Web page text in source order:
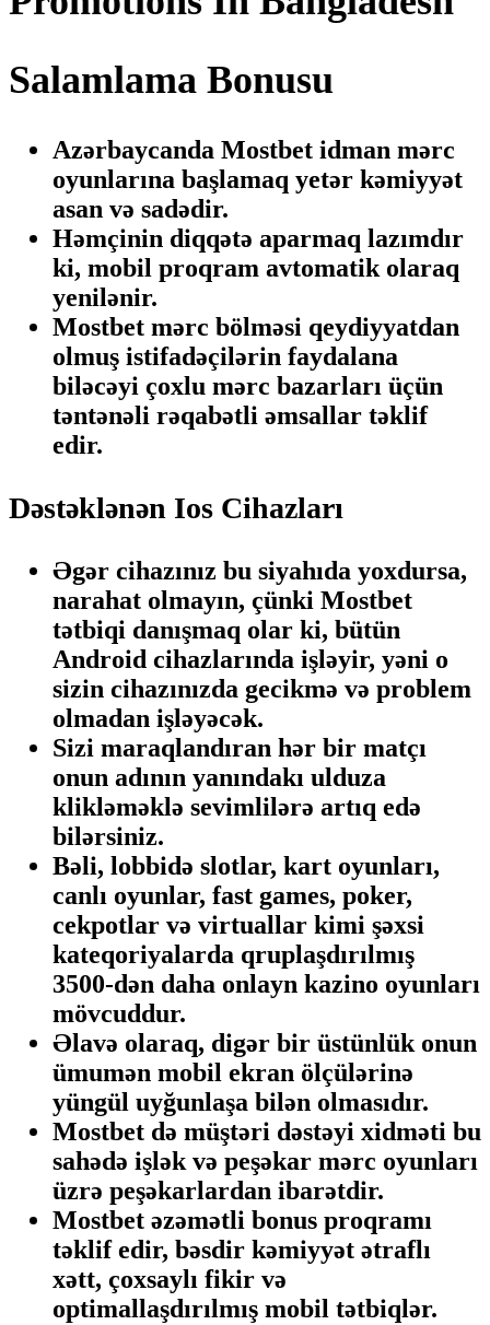
Salamlama Bonusu
Azərbaycanda Mostbet idman mərc
oyunlarına başlamaq yetər kəmiyyət
asan və sadədir.
Həmçinin diqqətə aparmaq lazımdır
ki, mobil proqram avtomatik olaraq
yenilənir.
Mostbet mərc bölməsi qeydiyyatdan
olmuş istifadəçilərin faydalana
biləcəyi çoxlu mərc bazarları üçün
təntənəli rəqabətli əmsallar təklif
edir.
Dəstəklənən Ios Cihazları
Əgər cihazınız bu siyahıda yoxdursa,
narahat olmayın, çünki Mostbet
tətbiqi danışmaq olar ki, bütün
Android cihazlarında işləyir, yəni o
sizin cihazınızda gecikmə və problem
olmadan işləyəcək.
Sizi maraqlandıran hər bir matçı
onun adının yanındakı ulduza
klikləməklə sevimlilərə artıq edə
bilərsiniz.
Bəli, lobbidə slotlar, kart oyunları,
canlı oyunlar, fast games, poker,
cekpotlar və virtuallar kimi şəxsi
kateqoriyalarda qruplaşdırılmış
3500-dən daha onlayn kazino oyunları
mövcuddur.
Əlavə olaraq, digər bir üstünlük onun
ümumən mobil ekran ölçülərinə
yüngül uyğunlaşa bilən olmasıdır.
Mostbet də müştəri dəstəyi xidməti bu
sahədə işlək və peşəkar mərc oyunları
üzrə peşəkarlardan ibarətdir.
Mostbet əzəmətli bonus proqramı
təklif edir, bəsdir kəmiyyət ətraflı
xətt, çoxsaylı fikir və
optimallaşdırılmış mobil tətbiqlər.